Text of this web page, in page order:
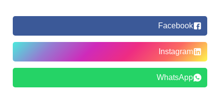
Facebook
Instagram
WhatsApp